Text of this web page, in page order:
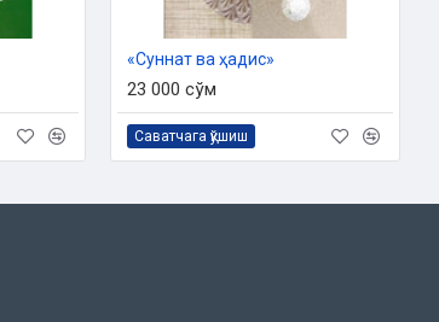
«Суннат ва ҳадис»
23 000 сўм
Саватчага қўшиш